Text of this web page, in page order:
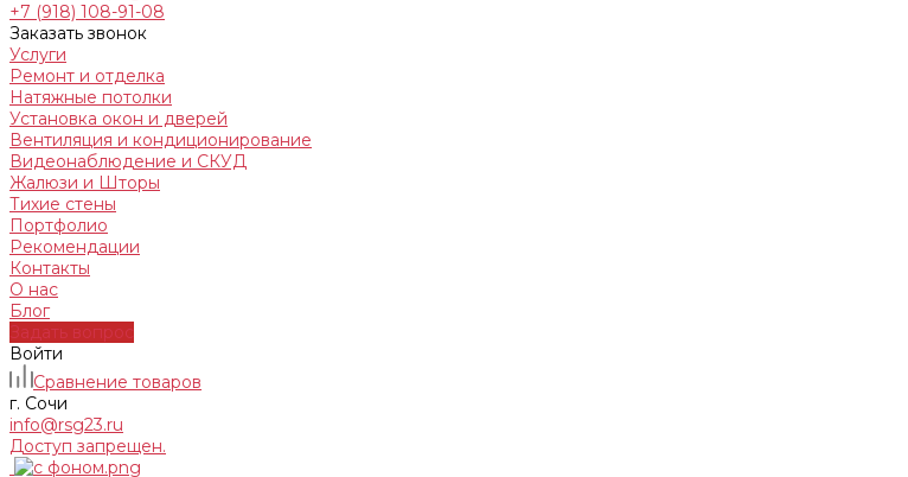
+7 (918) 108-91-08
Заказать звонок
Услуги
Ремонт и отделка
Натяжные потолки
Установка окон и дверей
Вентиляция и кондиционирование
Видеонаблюдение и СКУД
Жалюзи и Шторы
Тихие стены
Портфолио
Рекомендации
Контакты
О нас
Блог
Задать вопрос
Войти
Сравнение товаров
г. Сочи
info@rsg23.ru
Доступ запрещен.